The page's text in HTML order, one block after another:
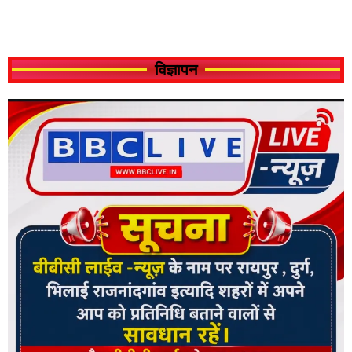
विज्ञापन